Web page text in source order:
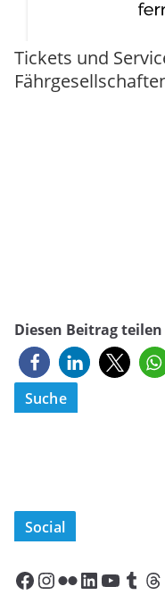
Tickets und
Diesen Beitrag teilen
Suche
Social
Facebook InstagramFlickr LinkedIn YouTube Tumblr Threads